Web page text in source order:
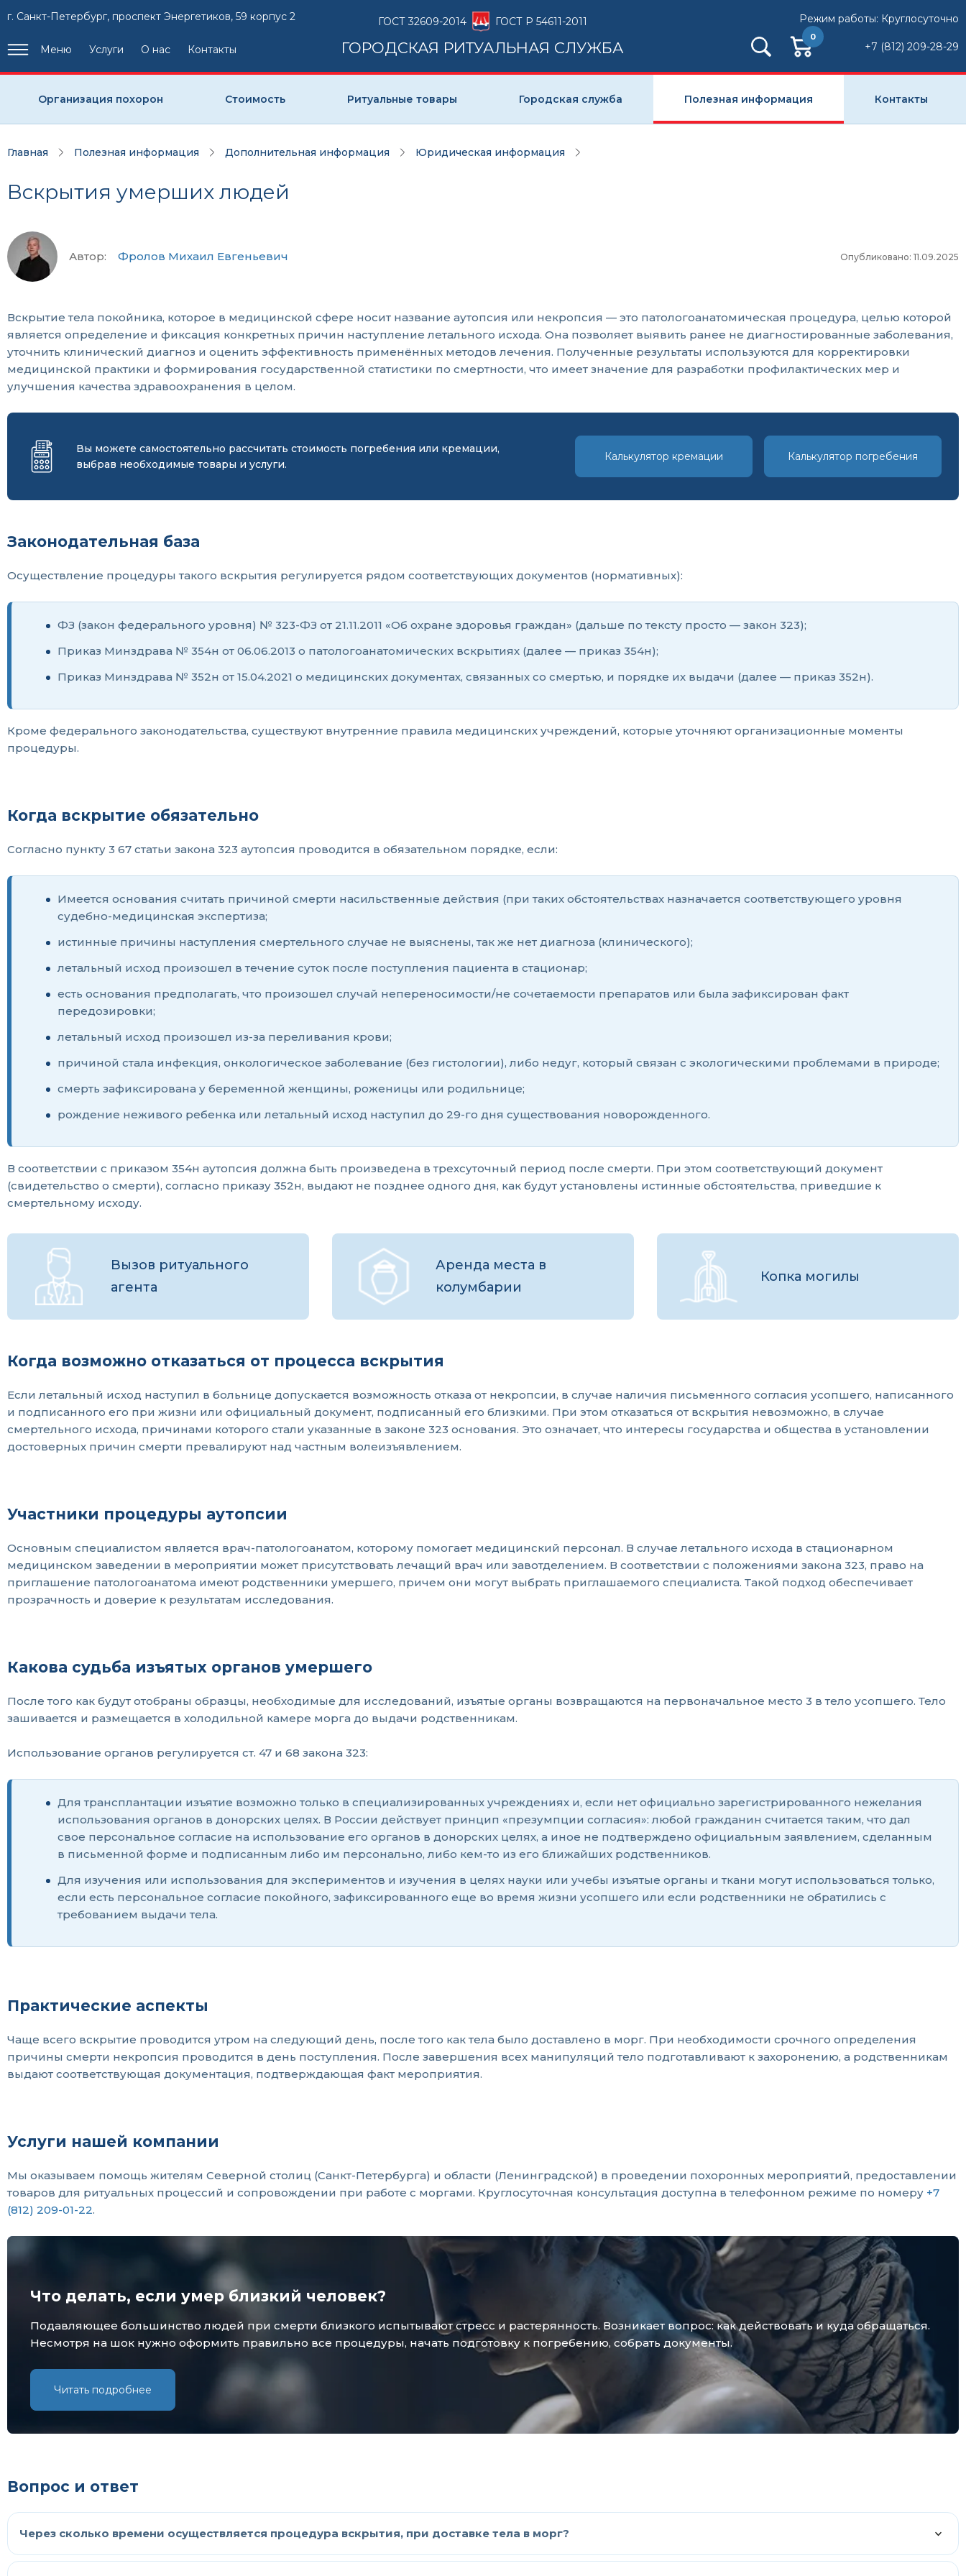
г. Санкт-Петербург, проспект Энергетиков, 59 корпус 2
Меню Услуги О нас Контакты
ГОСТ 32609-2014 ГОСТ Р 54611-2011
ГОРОДСКАЯ РИТУАЛЬНАЯ СЛУЖБА
Режим работы: Круглосуточно
0
+7 (812) 209-28-29
Организация похорон Стоимость Ритуальные товары Городская служба Полезная информация Контакты
Главная Полезная информация Дополнительная информация Юридическая информация
Вскрытия умерших людей
Автор: Фролов Михаил Евгеньевич Опубликовано: 11.09.2025
Вскрытие тела покойника, которое в медицинской сфере носит название аутопсия или некропсия — это патологоанатомическая процедура, целью которой
является определение и фиксация конкретных причин наступление летального исхода. Она позволяет выявить ранее не диагностированные заболевания,
уточнить клинический диагноз и оценить эффективность применённых методов лечения. Полученные результаты используются для корректировки
медицинской практики и формирования государственной статистики по смертности, что имеет значение для разработки профилактических мер и
улучшения качества здравоохранения в целом.
Вы можете самостоятельно рассчитать стоимость погребения или кремации,
выбрав необходимые товары и услуги.
Калькулятор кремации Калькулятор погребения
Законодательная база
Осуществление процедуры такого вскрытия регулируется рядом соответствующих документов (нормативных):
ФЗ (закон федерального уровня) № 323-ФЗ от 21.11.2011 «Об охране здоровья граждан» (дальше по тексту просто — закон 323);
Приказ Минздрава № 354н от 06.06.2013 о патологоанатомических вскрытиях (далее — приказ 354н);
Приказ Минздрава № 352н от 15.04.2021 о медицинских документах, связанных со смертью, и порядке их выдачи (далее — приказ 352н).
Кроме федерального законодательства, существуют внутренние правила медицинских учреждений, которые уточняют организационные моменты
процедуры.
Когда вскрытие обязательно
Согласно пункту 3 67 статьи закона 323 аутопсия проводится в обязательном порядке, если:
Имеется основания считать причиной смерти насильственные действия (при таких обстоятельствах назначается соответствующего уровня
судебно-медицинская экспертиза;
истинные причины наступления смертельного случае не выяснены, так же нет диагноза (клинического);
летальный исход произошел в течение суток после поступления пациента в стационар;
есть основания предполагать, что произошел случай непереносимости/не сочетаемости препаратов или была зафиксирован факт
передозировки;
летальный исход произошел из-за переливания крови;
причиной стала инфекция, онкологическое заболевание (без гистологии), либо недуг, который связан с экологическими проблемами в природе;
смерть зафиксирована у беременной женщины, роженицы или родильнице;
рождение неживого ребенка или летальный исход наступил до 29-го дня существования новорожденного.
В соответствии с приказом 354н аутопсия должна быть произведена в трехсуточный период после смерти. При этом соответствующий документ
(свидетельство о смерти), согласно приказу 352н, выдают не позднее одного дня, как будут установлены истинные обстоятельства, приведшие к
смертельному исходу.
Вызов ритуального
агента
Аренда места в
колумбарии
Копка могилы
Когда возможно отказаться от процесса вскрытия
Если летальный исход наступил в больнице допускается возможность отказа от некропсии, в случае наличия письменного согласия усопшего, написанного
и подписанного его при жизни или официальный документ, подписанный его близкими. При этом отказаться от вскрытия невозможно, в случае
смертельного исхода, причинами которого стали указанные в законе 323 основания. Это означает, что интересы государства и общества в установлении
достоверных причин смерти превалируют над частным волеизъявлением.
Участники процедуры аутопсии
Основным специалистом является врач-патологоанатом, которому помогает медицинский персонал. В случае летального исхода в стационарном
медицинском заведении в мероприятии может присутствовать лечащий врач или завотделением. В соответствии с положениями закона 323, право на
приглашение патологоанатома имеют родственники умершего, причем они могут выбрать приглашаемого специалиста. Такой подход обеспечивает
прозрачность и доверие к результатам исследования.
Какова судьба изъятых органов умершего
После того как будут отобраны образцы, необходимые для исследований, изъятые органы возвращаются на первоначальное место 3 в тело усопшего. Тело
зашивается и размещается в холодильной камере морга до выдачи родственникам.
Использование органов регулируется ст. 47 и 68 закона 323:
Для трансплантации изъятие возможно только в специализированных учреждениях и, если нет официально зарегистрированного нежелания
использования органов в донорских целях. В России действует принцип «презумпции согласия»: любой гражданин считается таким, что дал
свое персональное согласие на использование его органов в донорских целях, а иное не подтверждено официальным заявлением, сделанным
в письменной форме и подписанным либо им персонально, либо кем-то из его ближайших родственников.
Для изучения или использования для экспериментов и изучения в целях науки или учебы изъятые органы и ткани могут использоваться только,
если есть персональное согласие покойного, зафиксированного еще во время жизни усопшего или если родственники не обратились с
требованием выдачи тела.
Практические аспекты
Чаще всего вскрытие проводится утром на следующий день, после того как тела было доставлено в морг. При необходимости срочного определения
причины смерти некропсия проводится в день поступления. После завершения всех манипуляций тело подготавливают к захоронению, а родственникам
выдают соответствующая документация, подтверждающая факт мероприятия.
Услуги нашей компании
Мы оказываем помощь жителям Северной столиц (Санкт-Петербурга) и области (Ленинградской) в проведении похоронных мероприятий, предоставлении
товаров для ритуальных процессий и сопровождении при работе с моргами. Круглосуточная консультация доступна в телефонном режиме по номеру +7
(812) 209-01-22.
Что делать, если умер близкий человек?
Подавляющее большинство людей при смерти близкого испытывают стресс и растерянность. Возникает вопрос: как действовать и куда обращаться.
Несмотря на шок нужно оформить правильно все процедуры, начать подготовку к погребению, собрать документы.
Читать подробнее
Вопрос и ответ
Через сколько времени осуществляется процедура вскрытия, при доставке тела в морг?